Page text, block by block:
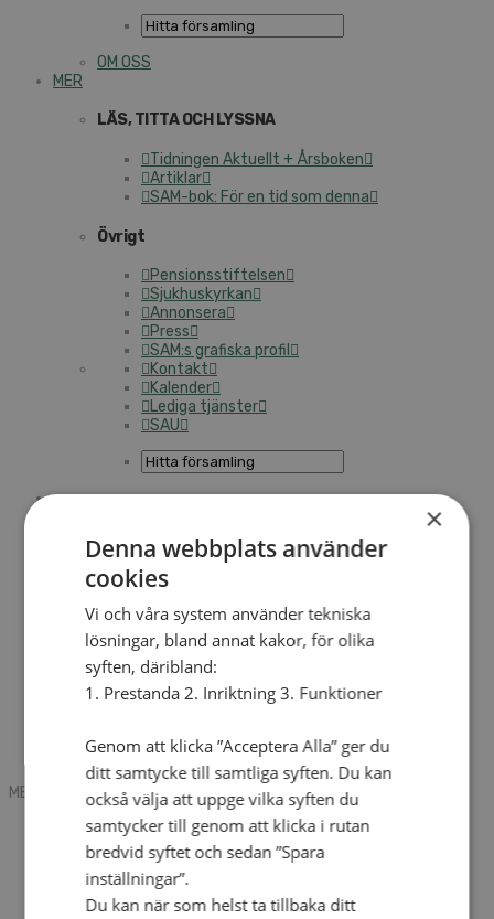
OM OSS
MER
LÄS, TITTA OCH LYSSNA
Tidningen Aktuellt + Årsboken
Artiklar
SAM-bok: För en tid som denna
Övrigt
Pensionsstiftelsen
Sjukhuskyrkan
Annonsera
Press
SAM:s grafiska profil
Kontakt
Kalender
Lediga tjänster
SAU
Mobile box
Kontakt
Tidning
Annonsera
Hitta församling
Press
SAU
Lediga tjänster
Sommargårdar
MENU
MENU
Search mobile
English
Hej! Vad söker du?
Kontakt
Kalender
×
Denna webbplats använder
cookies
Vi och våra system använder tekniska
lösningar, bland annat kakor, för olika
syften, däribland:
1. Prestanda 2. Inriktning 3. Funktioner
Genom att klicka ”Acceptera Alla” ger du
ditt samtycke till samtliga syften. Du kan
också välja att uppge vilka syften du
samtycker till genom att klicka i rutan
bredvid syftet och sedan ”Spara
inställningar”.
Du kan när som helst ta tillbaka ditt